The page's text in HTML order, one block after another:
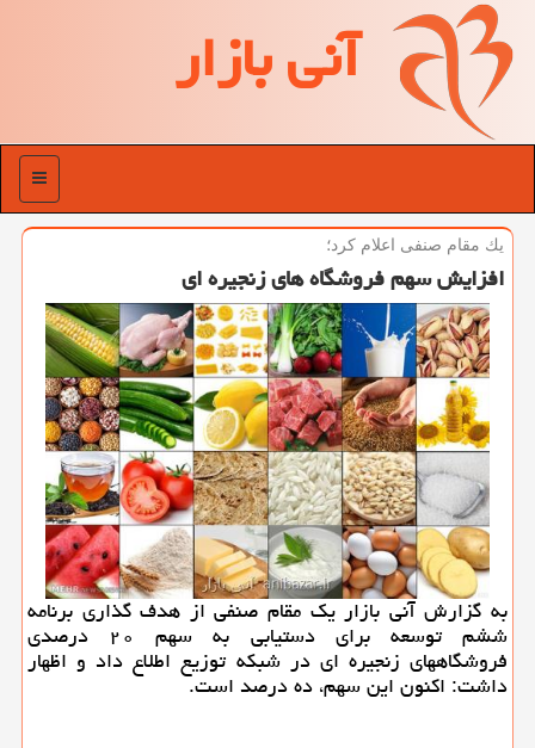
آنی بازار
منو
یك مقام صنفی اعلام كرد؛
افزایش سهم فروشگاه های زنجیره ای
به گزارش آنی بازار یك مقام صنفی از هدف گذاری برنامه
ششم توسعه برای دستیابی به سهم ۲۰ درصدی
فروشگاههای زنجیره ای در شبكه توزیع اطلاع داد و اظهار
داشت: اكنون این سهم، ده درصد است.